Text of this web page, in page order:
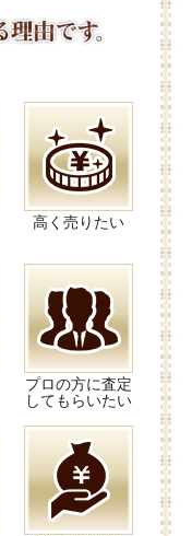
高く売りたい
プロの方に査定
してもらいたい